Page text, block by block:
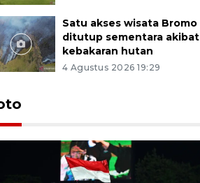
Satu akses wisata Bromo
ditutup sementara akibat
kebakaran hutan
4 Agustus 2026 19:29